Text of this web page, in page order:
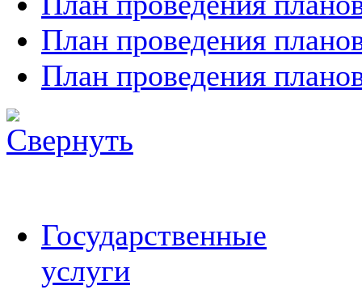
План проведения
План проведения
Государственные
услуги